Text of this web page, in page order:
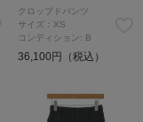
クロップドパンツ
サイズ：XS
コンディション: B
36,100円（税込）